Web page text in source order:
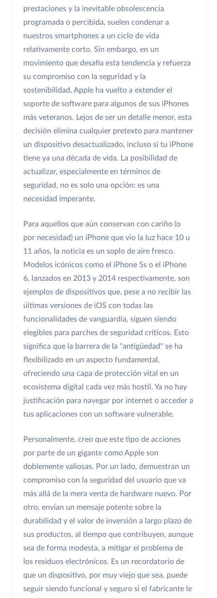
prestaciones y la inevitable obsolescencia
programada o percibida, suelen condenar a
nuestros smartphones a un ciclo de vida
relativamente corto. Sin embargo, en un
movimiento que desafía esta tendencia y refuerza
su compromiso con la seguridad y la
sostenibilidad, Apple ha vuelto a extender el
soporte de software para algunos de sus iPhones
más veteranos. Lejos de ser un detalle menor, esta
decisión elimina cualquier pretexto para mantener
un dispositivo desactualizado, incluso si tu iPhone
tiene ya una década de vida. La posibilidad de
actualizar, especialmente en términos de
seguridad, no es solo una opción: es una
necesidad imperante.
Para aquellos que aún conservan con cariño (o
por necesidad) un iPhone que vio la luz hace 10 u
11 años, la noticia es un soplo de aire fresco.
Modelos icónicos como el iPhone 5s o el iPhone
6, lanzados en 2013 y 2014 respectivamente, son
ejemplos de dispositivos que, pese a no recibir las
últimas versiones de iOS con todas las
funcionalidades de vanguardia, siguen siendo
elegibles para parches de seguridad críticos. Esto
significa que la barrera de la "antigüedad" se ha
flexibilizado en un aspecto fundamental,
ofreciendo una capa de protección vital en un
ecosistema digital cada vez más hostil. Ya no hay
justificación para navegar por internet o acceder a
tus aplicaciones con un software vulnerable.
Personalmente, creo que este tipo de acciones
por parte de un gigante como Apple son
doblemente valiosas. Por un lado, demuestran un
compromiso con la seguridad del usuario que va
más allá de la mera venta de hardware nuevo. Por
otro, envían un mensaje potente sobre la
durabilidad y el valor de inversión a largo plazo de
sus productos, al tiempo que contribuyen, aunque
sea de forma modesta, a mitigar el problema de
los residuos electrónicos. Es un recordatorio de
que un dispositivo, por muy viejo que sea, puede
seguir siendo funcional y seguro si el fabricante le